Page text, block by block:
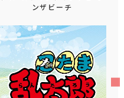
ンザビーチ